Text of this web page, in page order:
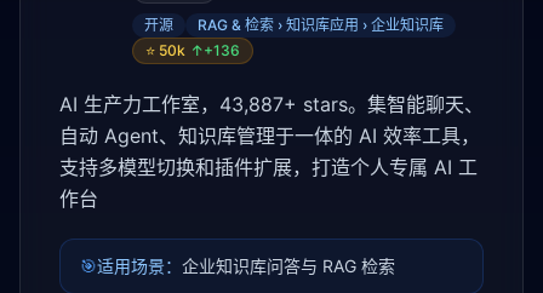
开源
RAG & 检索 › 知识库应用 › 企业知识库
⭐ 50k ↑+136
AI 生产力工作室，43,887+ stars。集智能聊天、
自动 Agent、知识库管理于一体的 AI 效率工具，
支持多模型切换和插件扩展，打造个人专属 AI 工
作台
🎯适用场景： 企业知识库问答与 RAG 检索